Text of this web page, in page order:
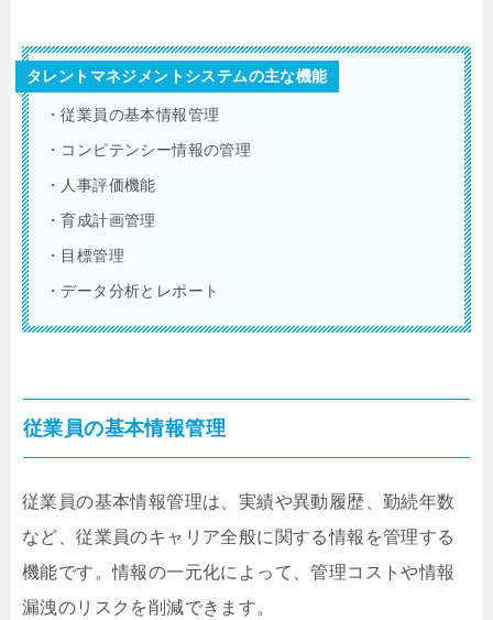
タレントマネジメントシステムの主な機能
・従業員の基本情報管理
・コンピテンシー情報の管理
・人事評価機能
・育成計画管理
・目標管理
・データ分析とレポート
従業員の基本情報管理
従業員の基本情報管理は、実績や異動履歴、勤続年数
など、従業員のキャリア全般に関する情報を管理する
機能です。情報の一元化によって、管理コストや情報
漏洩のリスクを削減できます。